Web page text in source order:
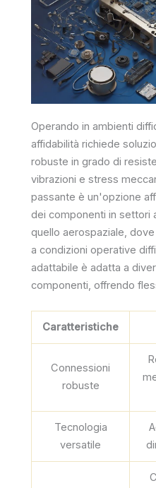
Operando in ambienti
affidabilità richiede
robuste in grado di
vibrazioni e stress
passante è un'opzione
dei componenti in settori
quello aerospaziale,
a condizioni operative
adattabile è adatta a
componenti, offrendo
Caratteristiche
Connessioni
robuste
Tecnologia
versatile